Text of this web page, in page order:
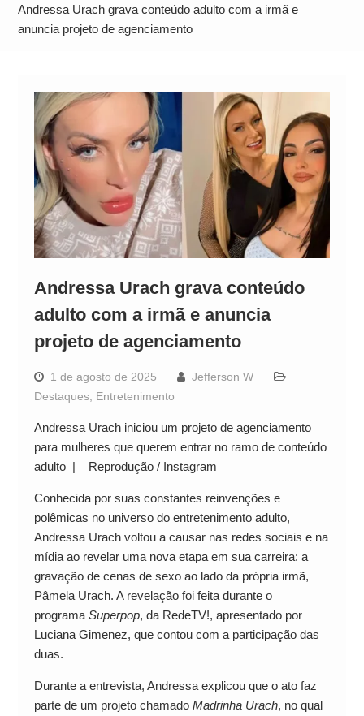
Alto
Andressa Urach grava conteúdo adulto com a irmã e
anuncia projeto de agenciamento
Andressa Urach grava conteúdo
adulto com a irmã e anuncia
projeto de agenciamento
1 de agosto de 2025
Jefferson W
Destaques, Entretenimento
Andressa Urach iniciou um projeto de agenciamento
para mulheres que querem entrar no ramo de conteúdo
adulto | Reprodução / Instagram
Conhecida por suas constantes reinvenções e
polêmicas no universo do entretenimento adulto,
Andressa Urach voltou a causar nas redes sociais e na
mídia ao revelar uma nova etapa em sua carreira: a
gravação de cenas de sexo ao lado da própria irmã,
Pâmela Urach. A revelação foi feita durante o
programa Superpop, da RedeTV!, apresentado por
Luciana Gimenez, que contou com a participação das
duas.
Durante a entrevista, Andressa explicou que o ato faz
parte de um projeto chamado Madrinha Urach, no qual